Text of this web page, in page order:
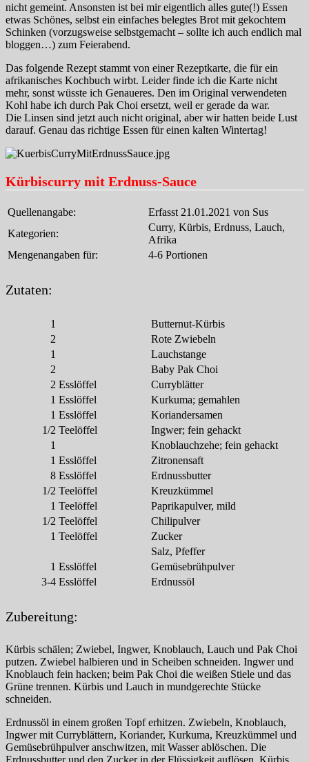
nicht gemeint. Ansonsten ist bei mir eigentlich alles gute(!) Essen
etwas Schönes, selbst ein einfaches belegtes Brot mit gekochtem
Schinken (vorzugsweise selbstgemacht – sollte ich auch endlich mal
bloggen…) zum Feierabend.
Das folgende Rezept stammt von einer Rezeptkarte, die für ein
afrikanisches Kochbuch wirbt. Leider finde ich die Karte nicht
mehr, sonst wüsste ich Genaueres. Den im Original verwendeten
Kohl habe ich durch Pak Choi ersetzt, weil er gerade da war.
Die Linsen sind jetzt auch nicht original, aber wir hatten beide Lust
darauf. Genau das richtige Essen für einen kalten Wintertag!
Kürbiscurry mit Erdnuss-Sauce
Quellenangabe:
Erfasst 21.01.2021 von Sus
Kategorien:
Curry, Kürbis, Erdnuss, Lauch,
Afrika
Mengenangaben für:
4-6 Portionen
Zutaten:
1
Butternut-Kürbis
2
Rote Zwiebeln
1
Lauchstange
2
Baby Pak Choi
2 Esslöffel
Curryblätter
1 Esslöffel
Kurkuma; gemahlen
1 Esslöffel
Koriandersamen
1/2 Teelöffel
Ingwer; fein gehackt
1
Knoblauchzehe; fein gehackt
1 Esslöffel
Zitronensaft
8 Esslöffel
Erdnussbutter
1/2 Teelöffel
Kreuzkümmel
1 Teelöffel
Paprikapulver, mild
1/2 Teelöffel
Chilipulver
1 Teelöffel
Zucker
Salz, Pfeffer
1 Esslöffel
Gemüsebrühpulver
3-4 Esslöffel Erdnussöl
Zubereitung:
Kürbis schälen; Zwiebel, Ingwer, Knoblauch, Lauch und Pak Choi
putzen. Zwiebel halbieren und in Scheiben schneiden. Ingwer und
Knoblauch fein hacken; beim Pak Choi die weißen Stiele und das
Grüne trennen. Kürbis und Lauch in mundgerechte Stücke
schneiden.
Erdnussöl in einem großen Topf erhitzen. Zwiebeln, Knoblauch,
Ingwer mit Curryblättern, Koriander, Kurkuma, Kreuzkümmel und
Gemüsebrühpulver anschwitzen, mit Wasser ablöschen. Die
Erdnussbutter und den Zucker in der Flüssigkeit auflösen, Kürbis